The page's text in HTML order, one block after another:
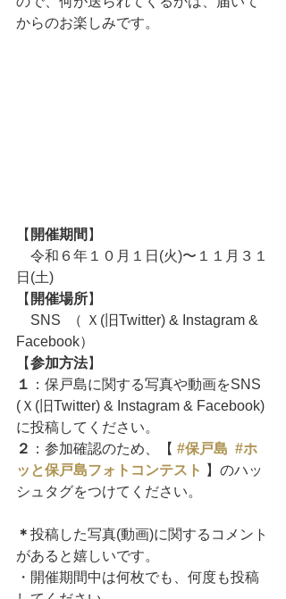
からのお楽しみです。
【 開催期間 】
令和６年１０月１日(火)〜１１月３１
日(土)
【 開催場所】
SNS  （ Ｘ(旧Twitter) & Instagram &
Facebook）
【参加方法】
１ ：保戸島に関する写真や動画をSNS
(Ｘ(旧Twitter) & Instagram & Facebook)
に投稿してください。
２ ：参加確認のため、【 #保戸島 #ホ
ッと保戸島フォトコンテスト 】のハッ
シュタグをつけてください。
＊ 投稿した写真(動画)に関するコメント
があると嬉しいです。
・開催期間中は何枚でも、何度も投稿